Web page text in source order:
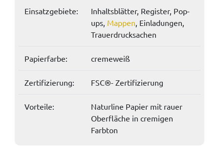
Einsatzgebiete:
Inhaltsblätter, Register, Pop-
ups, Mappen , Einladungen,
Trauerdrucksachen
Papierfarbe: cremeweiß
Zertifizierung: FSC®- Zertifizierung
Vorteile:
Naturline Papier mit rauer
Oberfläche in cremigen
Farbton